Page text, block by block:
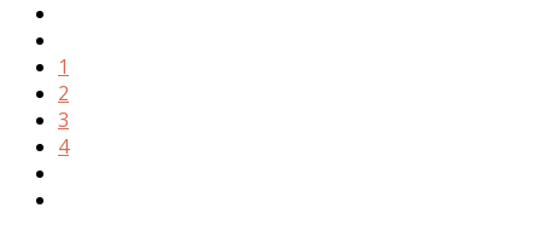
1
2
3
4